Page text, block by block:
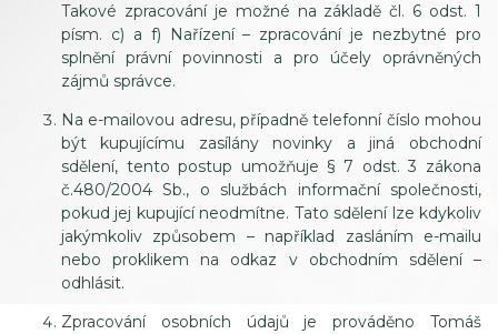
Takové zpracování je možné na základě čl. 6 odst. 1
písm. c) a f) Nařízení – zpracování je nezbytné pro
splnění právní povinnosti a pro účely oprávněných
zájmů správce.
Na e-mailovou adresu, případně telefonní číslo mohou
být kupujícímu zasílány novinky a jiná obchodní
sdělení, tento postup umožňuje § 7 odst. 3 zákona
č.480/2004 Sb., o službách informační společnosti,
pokud jej kupující neodmítne. Tato sdělení lze kdykoliv
jakýmkoliv způsobem – například zasláním e-mailu
nebo proklikem na odkaz v obchodním sdělení –
odhlásit.
Zpracování osobních údajů je prováděno Tomáš